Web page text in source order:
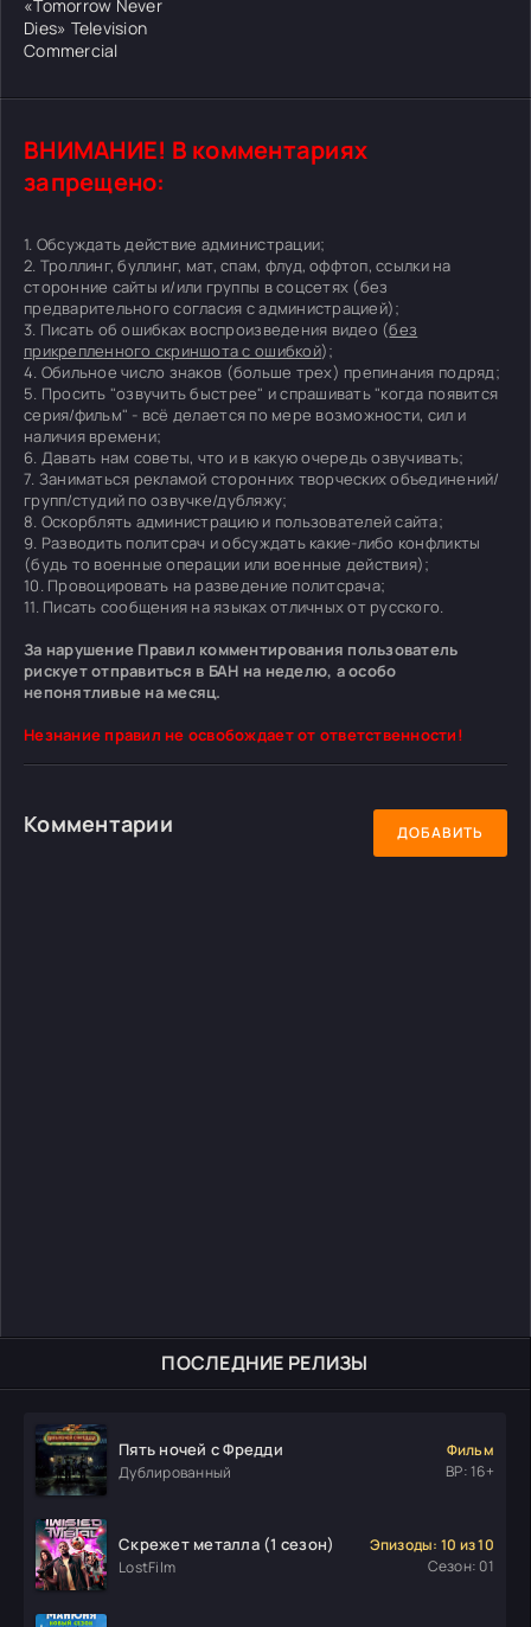
ПОСЛЕДНИЕ РЕЛИЗЫ
Пять ночей с Фредди
Дублированный
Фильм
ВР: 16+
Скрежет металла (1 сезон)
LostFilm
Эпизоды: 10 из 10
Сезон: 01
«Tomorrow Never
Dies» Television
Commercial
ВНИМАНИЕ! В комментариях
запрещено:
1. Обсуждать действие администрации;
2. Троллинг, буллинг, мат, спам, флуд, оффтоп, ссылки на
сторонние сайты и/или группы в соцсетях (без
предварительного согласия с администрацией);
3. Писать об ошибках воспроизведения видео (без
прикрепленного скриншота с ошибкой);
4. Обильное число знаков (больше трех) препинания подряд;
5. Просить "озвучить быстрее" и спрашивать "когда появится
серия/фильм" - всё делается по мере возможности, сил и
наличия времени;
6. Давать нам советы, что и в какую очередь озвучивать;
7. Заниматься рекламой сторонних творческих объединений/
групп/студий по озвучке/дубляжу;
8. Оскорблять администрацию и пользователей сайта;
9. Разводить политсрач и обсуждать какие-либо конфликты
(будь то военные операции или военные действия);
10. Провоцировать на разведение политсрача;
11. Писать сообщения на языках отличных от русского.
За нарушение Правил комментирования пользователь
рискует отправиться в БАН на неделю, а особо
непонятливые на месяц.
Незнание правил не освобождает от ответственности!
Комментарии ДОБАВИТЬ